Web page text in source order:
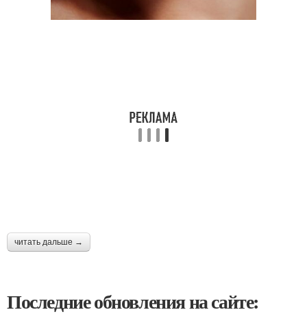
читать дальше →
Последние обновления на сайте: